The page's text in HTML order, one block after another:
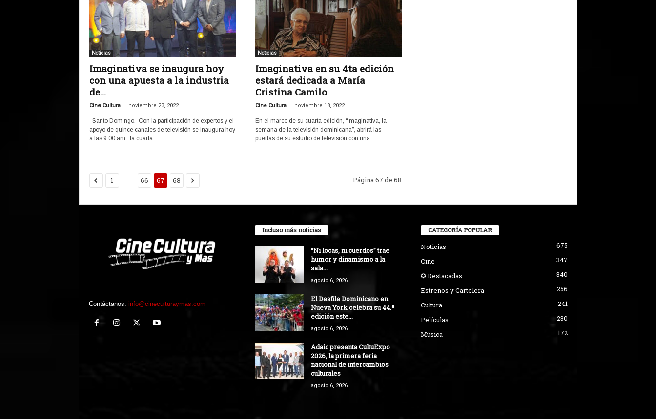
Noticias
Imaginativa se inaugura hoy
con una apuesta a la industria
de...
Cine Cultura - noviembre 23, 2022
Santo Domingo. Con la participación de expertos y el
apoyo de quince canales de televisión se inaugura hoy
a las 9:00 am, la cuarta...
Noticias
Imaginativa en su 4ta edición
estará dedicada a María
Cristina Camilo
Cine Cultura - noviembre 18, 2022
En el marco de su cuarta edición, “Imaginativa, la
semana de la televisión dominicana”, abrirá las
puertas de su estudio de televisión con una...
1 ... 66 67 68 Página 67 de 68
Contáctanos: info@cineculturaymas.com
Incluso más noticias
“Ni locas, ni cuerdos” trae
humor y dinamismo a la
sala...
agosto 6, 2026
El Desfile Dominicano en
Nueva York celebra su 44.ª
edición este...
agosto 6, 2026
Adaic presenta CultuExpo
2026, la primera feria
nacional de intercambios
culturales
agosto 6, 2026
CATEGORÍA POPULAR
Noticias
675
Cine
347
✪ Destacadas
340
Estrenos y Cartelera
256
Cultura
241
Películas
230
Música
172